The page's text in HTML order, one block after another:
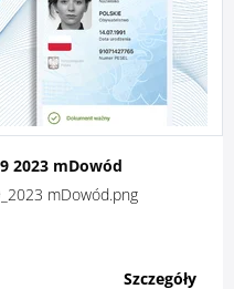
2023 mDowód
mDowód.png
Szczegóły